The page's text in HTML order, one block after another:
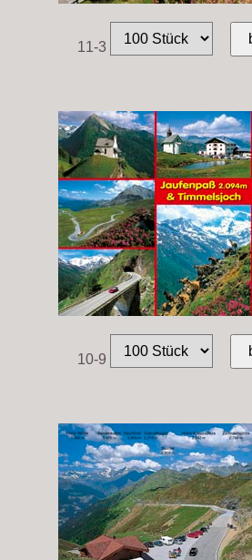
11-3
10-9